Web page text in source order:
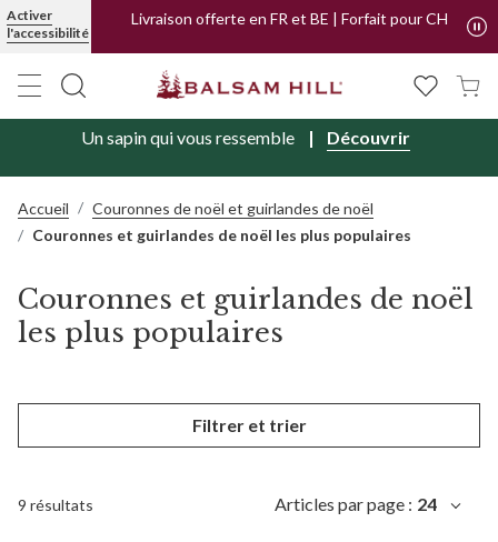
Activer
l'accessibilité
Achetez maintenant, payez plus tard avec
PayPal
Livraison offerte en FR et BE | Forfait pour CH
Un sapin qui vous ressemble Découvrir
Accueil
Couronnes de noël et guirlandes de noël
Couronnes et guirlandes de noël les plus populaires
Couronnes et guirlandes de noël
les plus populaires
Filtrer et trier
9 résultats Articles par page : 24